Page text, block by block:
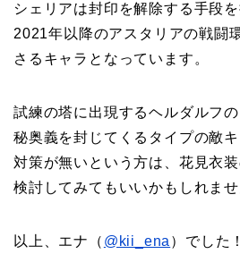
シェリアは封印を解除する手段を
2021年以降のアスタリアの戦闘
さるキャラとなっています。
試練の塔に出現するヘルダルフ
秘奥義を封じてくるタイプの敵
対策が無いという方は、花見衣
検討してみてもいいかもしれませ
以上、エナ（ @kii_ena ）でした！